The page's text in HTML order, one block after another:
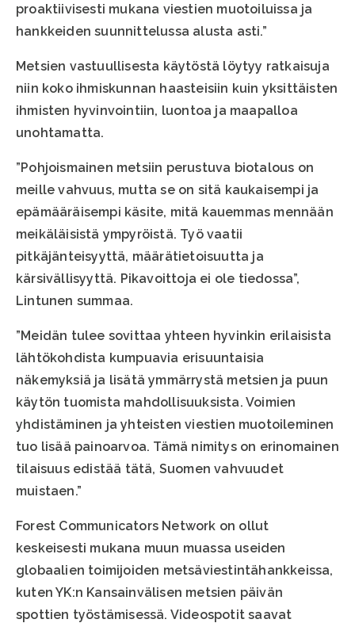
proaktiivisesti mukana viestien muotoiluissa ja
hankkeiden suunnittelussa alusta asti.”
Metsien vastuullisesta käytöstä löytyy ratkaisuja
niin koko ihmiskunnan haasteisiin kuin yksittäisten
ihmisten hyvinvointiin, luontoa ja maapalloa
unohtamatta.
”Pohjoismainen metsiin perustuva biotalous on
meille vahvuus, mutta se on sitä kaukaisempi ja
epämääräisempi käsite, mitä kauemmas mennään
meikäläisistä ympyröistä. Työ vaatii
pitkäjänteisyyttä, määrätietoisuutta ja
kärsivällisyyttä. Pikavoittoja ei ole tiedossa”,
Lintunen summaa.
”Meidän tulee sovittaa yhteen hyvinkin erilaisista
lähtökohdista kumpuavia erisuuntaisia
näkemyksiä ja lisätä ymmärrystä metsien ja puun
käytön tuomista mahdollisuuksista. Voimien
yhdistäminen ja yhteisten viestien muotoileminen
tuo lisää painoarvoa. Tämä nimitys on erinomainen
tilaisuus edistää tätä, Suomen vahvuudet
muistaen.”
Forest Communicators Network on ollut
keskeisesti mukana muun muassa useiden
globaalien toimijoiden metsäviestintähankkeissa,
kuten YK:n Kansainvälisen metsien päivän
spottien työstämisessä. Videospotit saavat